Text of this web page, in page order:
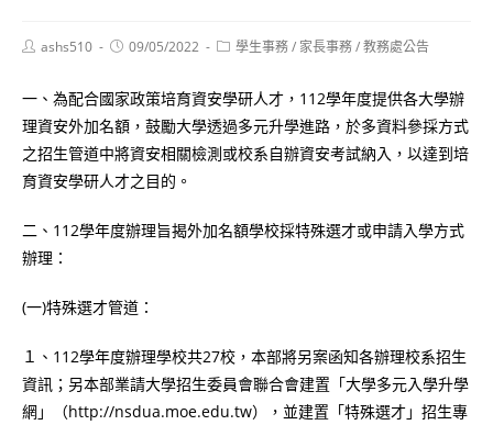
Postashs510
Post09/05/2022
Post學生事務/ 家長事務/教務處公告
一、為配合國家政策培育資安學研人才，112學年度提供各大學辦
理資安外加名額，鼓勵大學透過多元升學進路，於多資料參採方式
之招生管道中將資安相關檢測或校系自辦資安考試納入，以達到培
育資安學研人才之目的。
二、112學年度辦理旨揭外加名額學校採特殊選才或申請入學方式
辦理：
(一)特殊選才管道：
１、112學年度辦理學校共27校，本部將另案函知各辦理校系招生
資訊；另本部業請大學招生委員會聯合會建置「大學多元入學升學
網」（http://nsdua.moe.edu.tw），並建置「特殊選才」招生專